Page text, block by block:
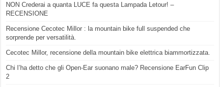
NON Crederai a quanta LUCE fa questa Lampada Letour! –
RECENSIONE
Recensione Cecotec Millor : la mountain bike full suspended che
sorprende per versatilità.
Cecotec Millor, recensione della mountain bike elettrica biammortizzata.
Chi l’ha detto che gli Open-Ear suonano male? Recensione EarFun Clip
2